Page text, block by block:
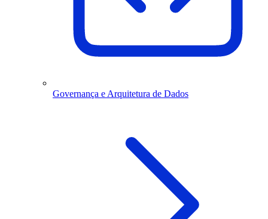
Governança e Arquitetura de Dados